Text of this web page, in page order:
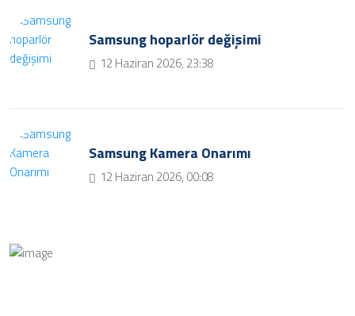
Samsung hoparlör değişimi
12 Haziran 2026, 23:38
Samsung Kamera Onarımı
12 Haziran 2026, 00:08